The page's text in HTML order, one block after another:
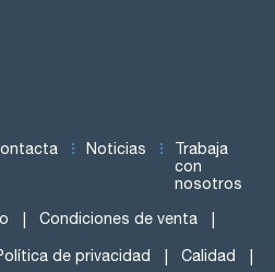
Noticias
Trabaja
con
nosotros
Condiciones de venta
de privacidad Calidad